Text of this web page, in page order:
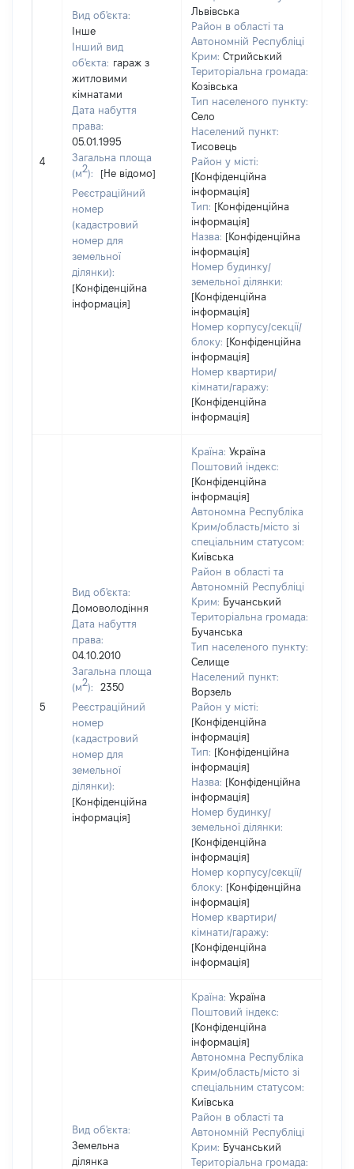
4
Вид об'єкта:
Інше
Інший вид
об'єкта: гараж з
житловими
кімнатами
Дата набуття
права:
05.01.1995
Загальна площа
(м2):
[Не відомо]
Реєстраційний
номер
(кадастровий
номер для
земельної
ділянки):
[Конфіденційна
інформація]
Львівська
Район в області та
Автономній Республіці
Крим: Стрийський
Територіальна громада:
Козівська
Тип населеного пункту:
Село
Населений пункт:
Тисовець
Район у місті:
[Конфіденційна
інформація]
Тип: [Конфіденційна
інформація]
Назва: [Конфіденційна
інформація]
Номер будинку/
земельної ділянки:
[Конфіденційна
інформація]
Номер корпусу/секції/
блоку: [Конфіденційна
інформація]
Номер квартири/
кімнати/гаражу:
[Конфіденційна
інформація]
5
Вид об'єкта:
Домоволодіння
Дата набуття
права:
04.10.2010
Загальна площа
(м2):
2350
Реєстраційний
номер
(кадастровий
номер для
земельної
ділянки):
[Конфіденційна
інформація]
Країна: Україна
Поштовий індекс:
[Конфіденційна
інформація]
Автономна Республіка
Крим/область/місто зі
спеціальним статусом:
Київська
Район в області та
Автономній Республіці
Крим: Бучанський
Територіальна громада:
Бучанська
Тип населеного пункту:
Селище
Населений пункт:
Ворзель
Район у місті:
[Конфіденційна
інформація]
Тип: [Конфіденційна
інформація]
Назва: [Конфіденційна
інформація]
Номер будинку/
земельної ділянки:
[Конфіденційна
інформація]
Номер корпусу/секції/
блоку: [Конфіденційна
інформація]
Номер квартири/
кімнати/гаражу:
[Конфіденційна
інформація]
Вид об'єкта:
Земельна
ділянка
Країна: Україна
Поштовий індекс:
[Конфіденційна
інформація]
Автономна Республіка
Крим/область/місто зі
спеціальним статусом:
Київська
Район в області та
Автономній Республіці
Крим: Бучанський
Територіальна громада: